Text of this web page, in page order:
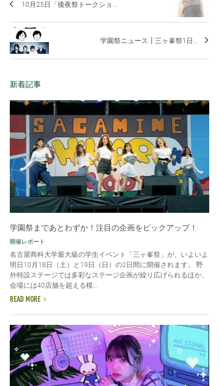
10月25日「後夜祭トークショ...
学園祭ニュース┃三ヶ峯祭1日...
新着記事
学園祭まであとわずか！注目の企画をピックアップ！
開催レポート
名古屋商科大学最大級の学生イベント「三ヶ峯祭」が、いよいよ
明日10月18日（土）と19日（日）の2日間に開催されます。 野
外特設ステージでは多彩なステージ企画が繰り広げられるほか、
会場には40店舗を超える模...
READ MORE